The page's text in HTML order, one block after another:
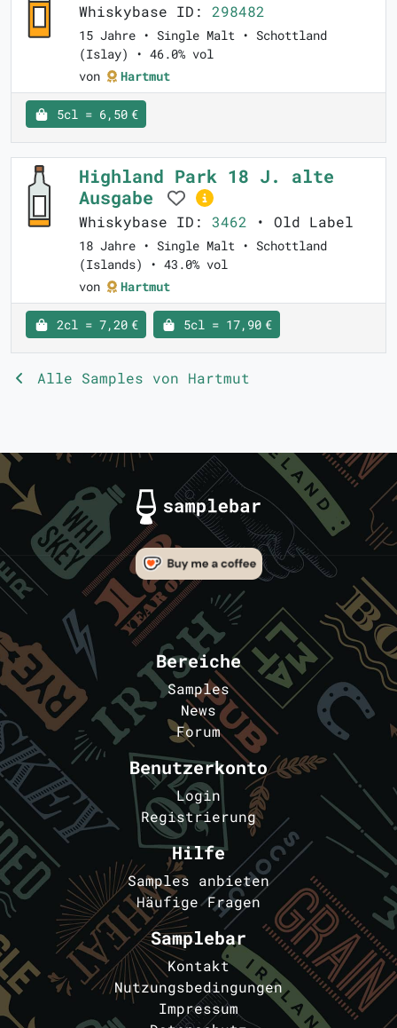
Whiskybase ID: 298482
15 Jahre • Single Malt • Schottland
(Islay) • 46.0% vol
von
Hartmut
5cl = 6,50 €
Highland Park 18 J. alte
Ausgabe
Whiskybase ID: 3462 • Old Label
18 Jahre • Single Malt • Schottland
(Islands) • 43.0% vol
von
Hartmut
2cl = 7,20 € 5cl = 17,90 €
Alle Samples von Hartmut
Bereiche
Samples
News
Forum
Benutzerkonto
Login
Registrierung
Hilfe
Samples anbieten
Häufige Fragen
Samplebar
Kontakt
Nutzungsbedingungen
Impressum